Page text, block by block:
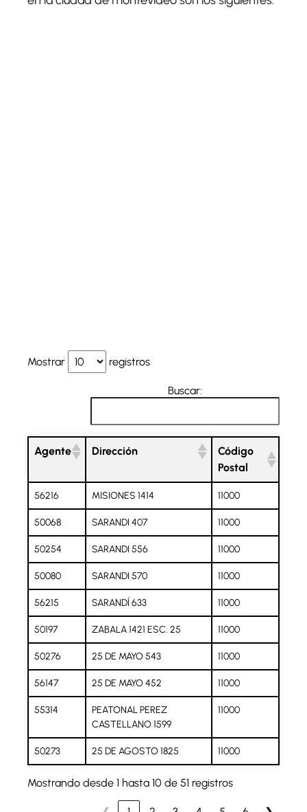
Mostrar registros
Buscar:
Agente Dirección
Código
Postal
56216 MISIONES 1414 11000
50068 SARANDI 407 11000
50254 SARANDI 556 11000
50080 SARANDI 570 11000
56215 SARANDÍ 633 11000
50197 ZABALA 1421 ESC. 25 11000
50276 25 DE MAYO 543 11000
56147 25 DE MAYO 452 11000
55314
PEATONAL PEREZ
CASTELLANO 1599
11000
50273 25 DE AGOSTO 1825 11000
Mostrando desde 1 hasta 10 de 51 registros